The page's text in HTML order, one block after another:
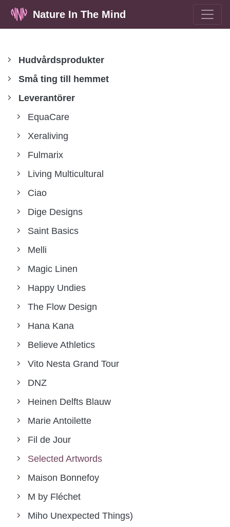
Nature In The Mind
Hudvårdsprodukter
Små ting till hemmet
Leverantörer
EquaCare
Xeraliving
Fulmarix
Living Multicultural
Ciao
Dige Designs
Saint Basics
Melli
Magic Linen
Happy Undies
The Flow Design
Hana Kana
Believe Athletics
Vito Nesta Grand Tour
DNZ
Heinen Delfts Blauw
Marie Antoilette
Fil de Jour
Selected Artwords
Maison Bonnefoy
M by Fléchet
Miho Unexpected Things)